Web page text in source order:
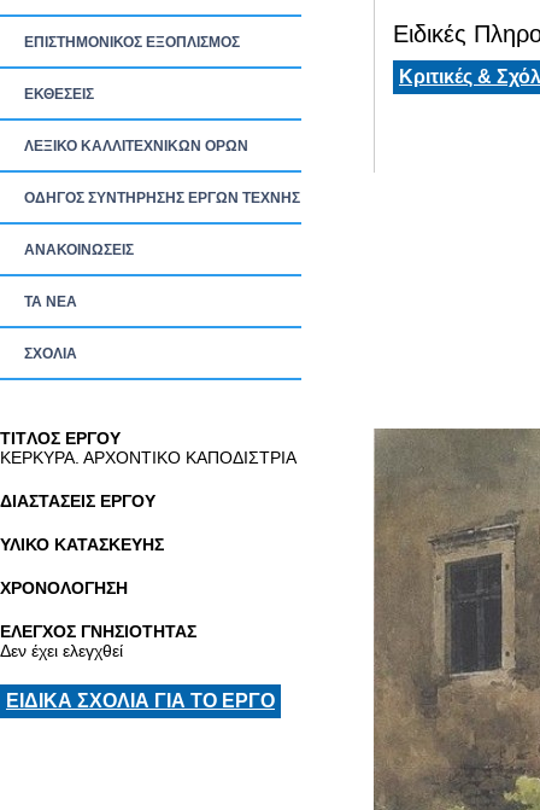
ΕΠΙΣΤΗΜΟΝΙΚΟΣ ΕΞΟΠΛΙΣΜΟΣ
ΕΚΘΕΣΕΙΣ
ΛΕΞΙΚΟ ΚΑΛΛΙΤΕΧΝΙΚΩΝ ΟΡΩΝ
ΟΔΗΓΟΣ ΣΥΝΤΗΡΗΣΗΣ ΕΡΓΩΝ ΤΕΧΝΗΣ
ΑΝΑΚΟΙΝΩΣΕΙΣ
ΤΑ ΝEΑ
ΣΧΟΛΙΑ
Ειδικές
Κριτικές &
TITΛΟΣ ΕΡΓΟΥ
ΚΕΡΚΥΡΑ. ΑΡΧΟΝΤΙΚΟ ΚΑΠΟΔΙΣΤΡΙΑ
ΔΙΑΣΤΑΣΕΙΣ ΕΡΓΟΥ
ΥΛΙΚΟ ΚΑΤΑΣΚΕΥΗΣ
ΧΡΟΝΟΛΟΓΗΣΗ
ΕΛΕΓΧΟΣ ΓΝΗΣΙΟΤΗΤΑΣ
Δεν έχει ελεγχθεί
ΕΙΔΙΚΑ ΣΧΟΛΙΑ ΓΙΑ ΤΟ ΕΡΓΟ